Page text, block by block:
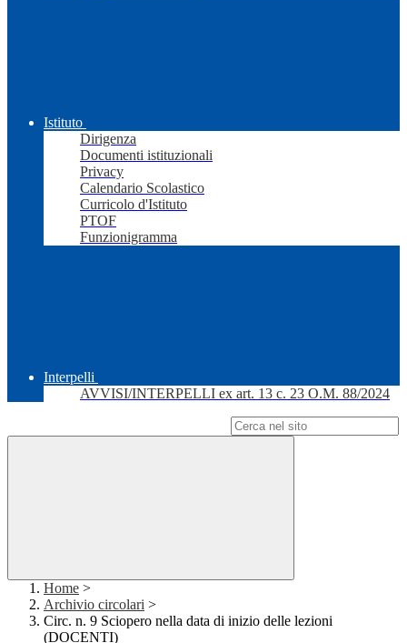
Istituto
Dirigenza
Documenti istituzionali
Privacy
Calendario Scolastico
Curricolo d'Istituto
PTOF
Funzionigramma
Interpelli
AVVISI/INTERPELLI ex art. 13 c. 23 O.M. 88/2024
Home >
Archivio circolari >
Circ. n. 9 Sciopero nella data di inizio delle lezioni
(DOCENTI)